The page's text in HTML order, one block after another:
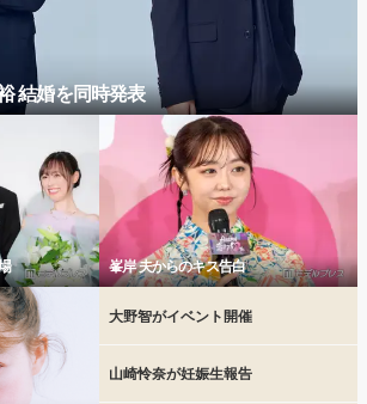
結婚を同時発表
峯岸 夫からのキス告白
大野智がイベント開催
山崎怜奈が妊娠生報告